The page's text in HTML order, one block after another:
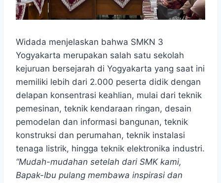
Widada menjelaskan bahwa SMKN 3
Yogyakarta merupakan salah satu sekolah
kejuruan bersejarah di Yogyakarta yang saat ini
memiliki lebih dari 2.000 peserta didik dengan
delapan konsentrasi keahlian, mulai dari teknik
pemesinan, teknik kendaraan ringan, desain
pemodelan dan informasi bangunan, teknik
konstruksi dan perumahan, teknik instalasi
tenaga listrik, hingga teknik elektronika industri.
“Mudah-mudahan setelah dari SMK kami,
Bapak-Ibu pulang membawa inspirasi dan